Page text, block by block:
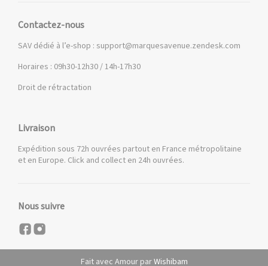
Contactez-nous
SAV dédié à l’e-shop : support@marquesavenue.zendesk.com
Horaires : 09h30-12h30 / 14h-17h30
Droit de rétractation
Livraison
Expédition sous 72h ouvrées partout en France métropolitaine
et en Europe. Click and collect en 24h ouvrées.
Nous suivre
Fait avec Amour parWishibam